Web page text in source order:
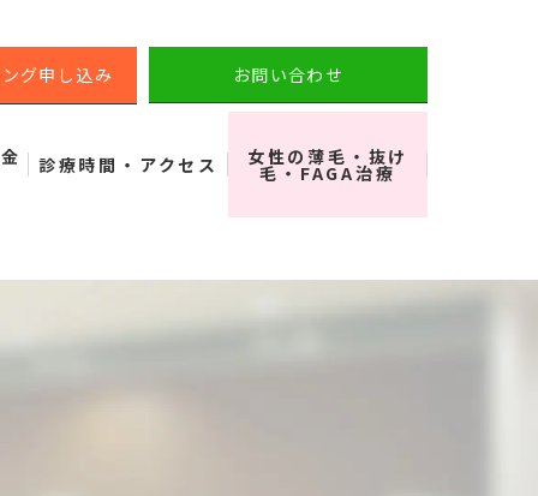
お問い合わせ
グ申し込み
診療時間・アクセス 女性の薄毛・抜け
毛・FAGA治療